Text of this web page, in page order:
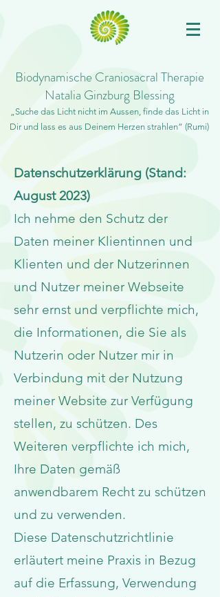
Biodynamische Craniosacral Therapie
Natalia Ginzburg Blessing
„Suche das Licht nicht im Aussen, finde das Licht in
Dir und l ass es aus Deinem Herzen strahlen“ (Rumi)
Datenschutzerklärung (Stand:
August 2023)
Ich nehme den Schutz der
Daten meiner Klientinnen und
Klienten und der Nutzerinnen
und Nutzer meiner Webseite
sehr ernst und verpflichte mich,
die Informationen, die Sie als
Nutzerin oder Nutzer mir in
Verbindung mit der Nutzung
meiner Website zur Verfügung
stellen, zu schützen. Des
Weiteren verpflichte ich mich,
Ihre Daten gemäß
anwendbarem Recht zu schützen
und zu verwenden.
Diese Datenschutzrichtlinie
erläutert meine Praxis in Bezug
auf die Erfassung, Verwendung